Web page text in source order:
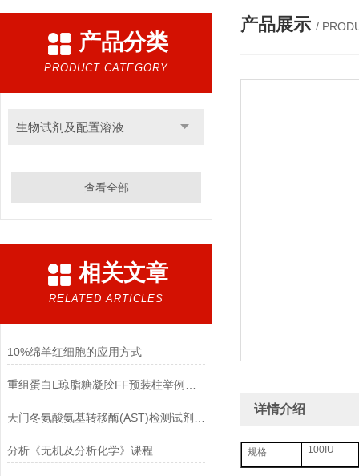
产品分类
PRODUCT CATEGORY
生物试剂及配置溶液
查看全部
相关文章
RELATED ARTICLES
10%绵羊红细胞的应用方式
分析《无机及分析化学》课程
产品展示 /
详情介绍
规格 100IU